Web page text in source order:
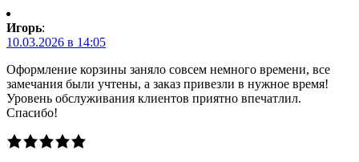
Игорь:
10.03.2026 в 14:05
Оформление корзины заняло совсем немного времени, все
замечания были учтены, а заказ привезли в нужное время!
Уровень обслуживания клиентов приятно впечатлил.
Спасибо!